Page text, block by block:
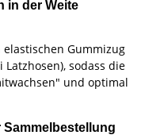
in der Weite
Gummizug
sodass die
und optimal